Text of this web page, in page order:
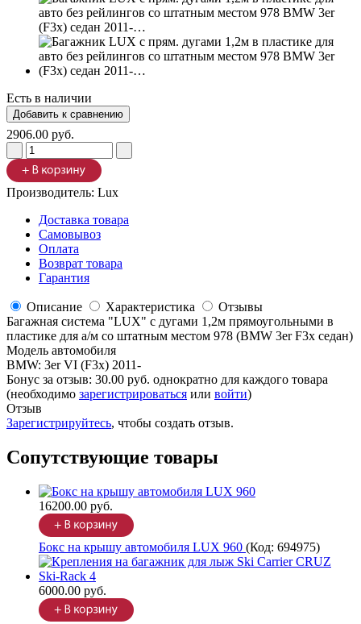
Есть в наличии
2906.00 руб.
Производитель: Lux
Доставка товара
Самовывоз
Оплата
Возврат товара
Гарантия
Описание Характеристика
Отзывы
Багажная система "LUX" с дугами 1,2м прямоугольными в
пластике для а/м со штатным местом 978 (BMW 3er F3x седан)
Модель автомобиля
BMW: 3er VI (F3x) 2011-
Бонус за отзыв: 30.00 руб. однократно для каждого товара
(необходимо зарегистрироваться или войти)
Отзыв
Зарегистрируйтесь, чтобы создать отзыв.
Сопутствующие товары
16200.00 руб.
Бокс на крышу автомобиля LUX 960 (Код: 694975)
6000.00 руб.